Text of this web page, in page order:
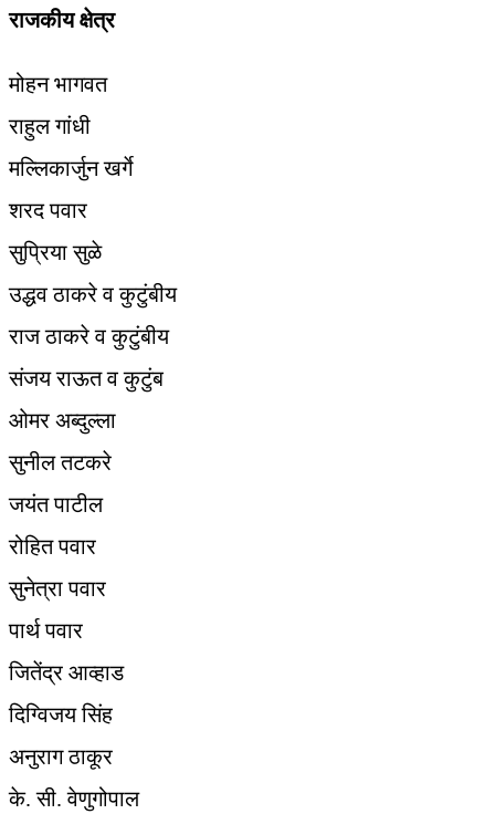
राजकीय क्षेत्र
मोहन भागवत
राहुल गांधी
मल्लिकार्जुन खर्गे
शरद पवार
सुप्रिया सुळे
उद्धव ठाकरे व कुटुंबीय
राज ठाकरे व कुटुंबीय
संजय राऊत व कुटुंब
ओमर अब्दुल्ला
सुनील तटकरे
जयंत पाटील
रोहित पवार
सुनेत्रा पवार
पार्थ पवार
जितेंद्र आव्हाड
दिग्विजय सिंह
अनुराग ठाकूर
के. सी. वेणुगोपाल